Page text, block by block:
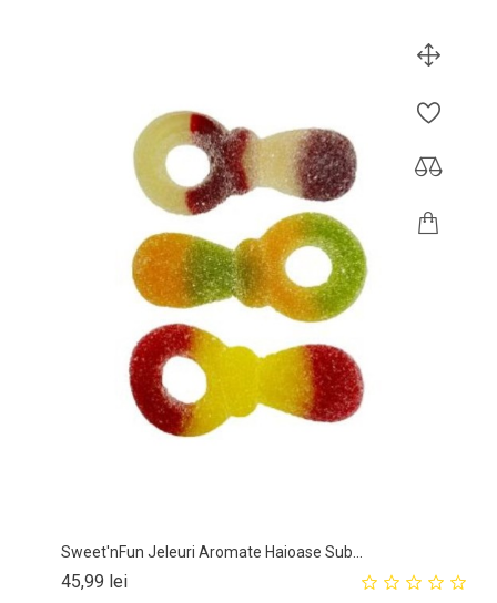
Sweet'nFun Jeleuri Aromate Haioase Sub...
45,99 leiPret